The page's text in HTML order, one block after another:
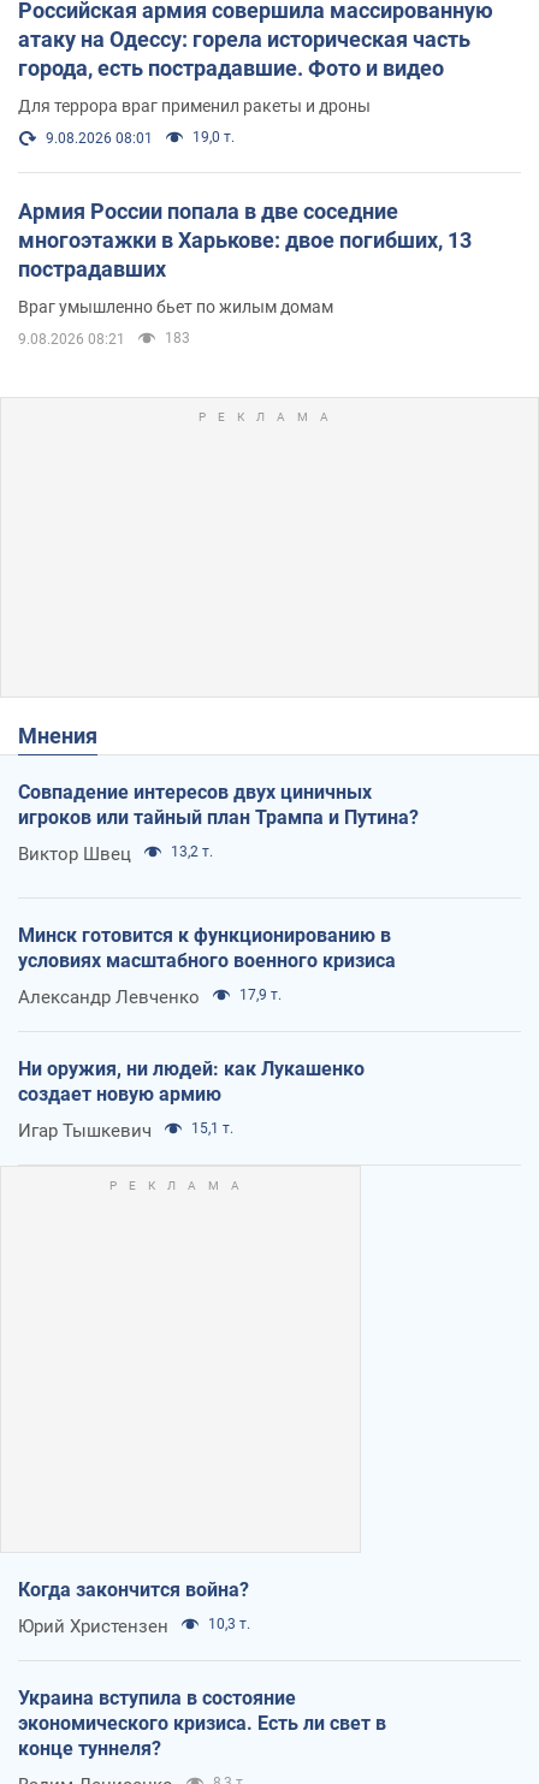
Российская армия совершила массированную
атаку на Одессу: горела историческая часть
города, есть пострадавшие. Фото и видео
Для террора враг применил ракеты и дроны
9.08.2026 08:01 19,0 т.
Армия России попала в две соседние
многоэтажки в Харькове: двое погибших, 13
пострадавших
Враг умышленно бьет по жилым домам
9.08.2026 08:21 183
Мнения
Совпадение интересов двух циничных
игроков или тайный план Трампа и Путина?
Виктор Швец 13,2 т.
Минск готовится к функционированию в
условиях масштабного военного кризиса
Александр Левченко 17,9 т.
Ни оружия, ни людей: как Лукашенко
создает новую армию
Игар Тышкевич 15,1 т.
Когда закончится война?
Юрий Христензен 10,3 т.
Украина вступила в состояние
экономического кризиса. Есть ли свет в
конце туннеля?